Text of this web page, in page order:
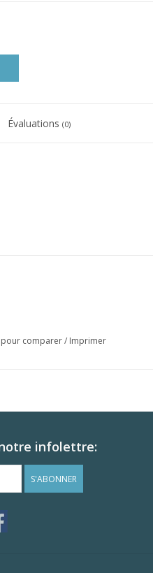
Évaluations (0)
comparer/ Imprimer
infolettre:
S'ABONNER